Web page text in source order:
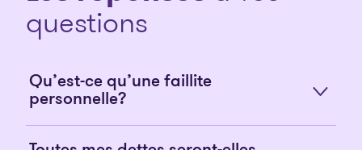
questions
Qu’est-ce qu’une faillite
personnelle?